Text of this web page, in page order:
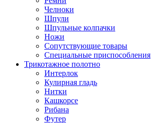
Челноки
Шпули
Шпульные колпачки
Ножи
Сопутствующие товары
Специальные приспособления
Трикотажное полотно
Интерлок
Кулирная гладь
Нитки
Кашкорсе
Рибана
Футер